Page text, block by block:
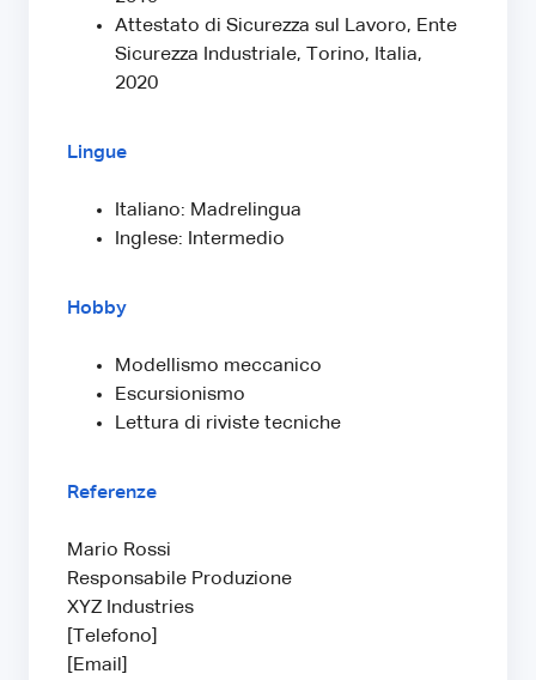
Attestato di Sicurezza sul Lavoro, Ente
Sicurezza Industriale, Torino, Italia,
2020
Lingue
Italiano: Madrelingua
Inglese: Intermedio
Hobby
Modellismo meccanico
Escursionismo
Lettura di riviste tecniche
Referenze
Mario Rossi
Responsabile Produzione
XYZ Industries
[Telefono]
[Email]